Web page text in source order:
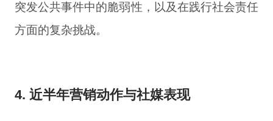
突发公共事件中的脆弱性，以及在践行社会责任
方面的复杂挑战。
4. 近半年营销动作与社媒表现